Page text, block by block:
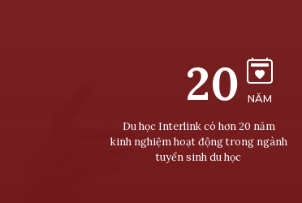
20 NĂM
Du học Interlink có hơn 20 năm
kinh nghiệm hoạt động trong ngành
tuyển sinh du học